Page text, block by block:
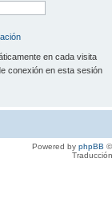
en cada visita
conexión en esta sesión
Powered by phpBB